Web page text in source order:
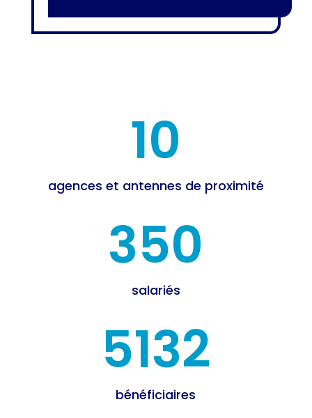
10
agences et antennes de proximité
350
salariés
5132
bénéficiaires